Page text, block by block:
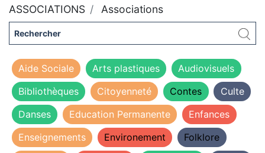
ASSOCIATIONS Associations
Aide Sociale Arts plastiques
Audiovisuels
Bibliothèques
Citoyenneté Contes
Culte
Danses
Education Permanente
Enfances
Enseignements
Environement
Folklore